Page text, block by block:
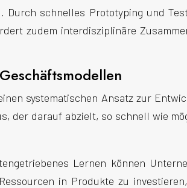
schnelles Prototyping und
zudem interdisziplinäre
systematischen Ansatz zur
der darauf abzielt, so schnell wie
Lernen können
in Produkte zu